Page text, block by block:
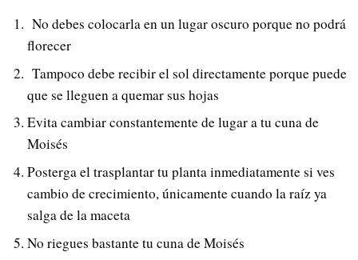
No debes colocarla en un lugar oscuro porque no podrá
florecer
Tampoco debe recibir el sol directamente porque puede
que se lleguen a quemar sus hojas
Evita cambiar constantemente de lugar a tu cuna de
Moisés
Posterga el trasplantar tu planta inmediatamente si ves
cambio de crecimiento, únicamente cuando la raíz ya
salga de la maceta
No riegues bastante tu cuna de Moisés